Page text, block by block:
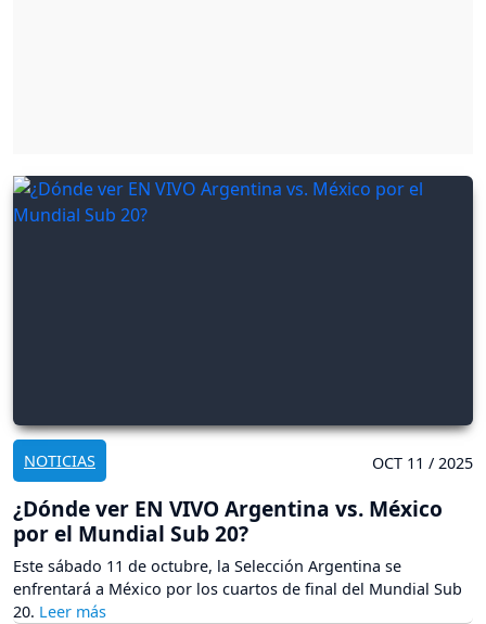
NOTICIAS OCT 11 / 2025
¿Dónde ver EN VIVO Argentina vs. México
por el Mundial Sub 20?
Este sábado 11 de octubre, la Selección Argentina se
enfrentará a México por los cuartos de final del Mundial Sub
20.